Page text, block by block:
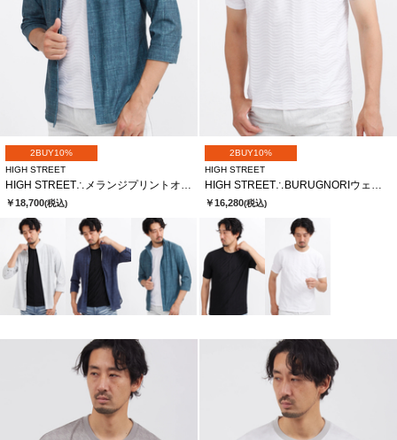
2BUY10%
HIGH STREET
HIGH STREET∴メランジプリントオブロングシチブソデシャツ
￥18,700(税込)
2BUY10%
HIGH STREET
HIGH STREET∴BURUGNORIウェーブタックCNハンソデTCS
￥16,280(税込)